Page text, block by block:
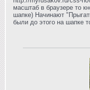
масштаб в браузере то
шапке) Начинают
были до этого на шапке